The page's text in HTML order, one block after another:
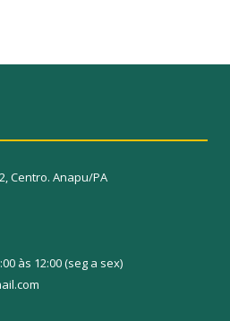
Centro. Anapu/PA
às 12:00 (seg a sex)